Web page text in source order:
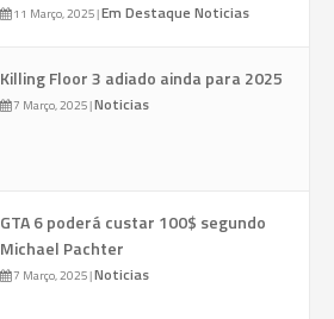
11 Março, 2025|Em Destaque Noticias
Killing Floor 3 adiado ainda para 2025
7 Março, 2025|Noticias
GTA 6 poderá custar 100$ segundo
Michael Pachter
7 Março, 2025|Noticias